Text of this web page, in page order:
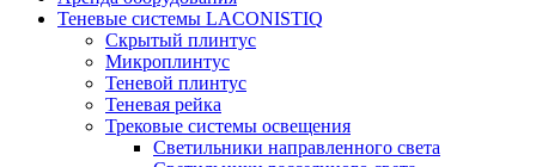
Теневые системы LACONISTIQ
Скрытый плинтус
Микроплинтус
Теневой плинтус
Теневая рейка
Трековые системы освещения
Светильники направленного света